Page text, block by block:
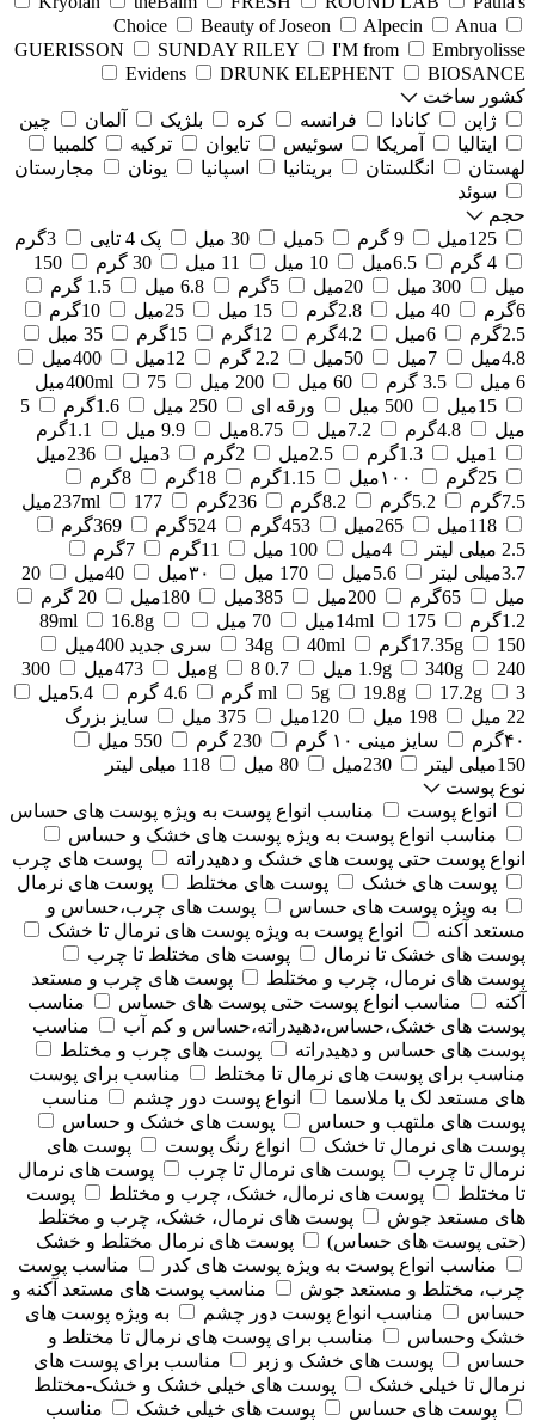
Choice
Beauty of Joseon Alpecin
Anua
GUERISSON
SUNDAY RILEY I'M from
Embryolisse
Evidens
DRUNK ELEPHENT
BIOSANCE
کشور ساخت
ژاپن
کانادا فرانسه کره بلژیک آلمان
چین
ایتالیا
آمریکا سوئیس تایوان ترکیه
کلمبیا
لهستان
انگلستان بریتانیا اسپانیا یونان
مجارستان
سوئد
حجم
125میل
9 گرم 5میل 30 میل پک 4 تایی
3گرم
4 گرم
6.5میل 10 میل 11 میل 30 گرم
150
میل
300 میل 20میل 5گرم 6.8 میل
1.5 گرم
6گرم
40 میل 2.8گرم 15 میل 25میل
10گرم
2.5گرم
6میل 4.2گرم 12گرم 15گرم
35 میل
4.8میل
7میل 50میل 2.2 گرم 12میل
400میل
6 میل
3.5 گرم 60 میل 200 میل 400ml
75میل
15میل
500 میل ورقه ای 250 میل 1.6گرم
5
میل
4.8گرم 7.2میل 8.75میل 9.9 میل
1.1گرم
1میل
1.3گرم 2.5میل 2گرم 3میل
236میل
25گرم
۱۰۰میل 1.15گرم 18گرم
8گرم
7.5گرم
5.2گرم 8.2گرم 236گرم 237ml
177میل
118میل
265میل 453گرم 524گرم
369گرم
2.5 میلی لیتر
4میل 100 میل 11گرم
7گرم
3.7میلی لیتر
5.6میل 170 میل ۳۰میل 40میل
20
میل
65گرم 200میل 385میل 180میل
20 گرم
1.2گرم
14ml 175میل 70 میل 89ml
16.8g
17.35g
150گرم 34g 40ml
سری جدید 400میل
1.9g
340g 240 میل 0.7 g 8میل 473میل
300
ml
5g 19.8g 17.2g 3 گرم 4.6 گرم
5.4میل
22 میل
198 میل 120میل 375 میل
سایز بزرگ
۴۰گرم
سایز مینی ۱۰ گرم 230 گرم
550 میل
150میلی لیتر
230میل 80 میل
118 میلی لیتر
نوع پوست
انواع پوست
مناسب انواع پوست به ویژه پوست های حساس
مناسب انواع پوست به ویژه پوست های خشک و حساس
انواع پوست حتی پوست های خشک و دهیدراته
پوست های چرب
پوست های خشک
پوست های مختلط
پوست های نرمال
به ویژه پوست های حساس
پوست های چرب،حساس و
مستعد آکنه
انواع پوست به ویژه پوست های نرمال تا خشک
پوست های خشک تا نرمال
پوست های مختلط تا چرب
پوست های نرمال، چرب و مختلط
پوست های چرب و مستعد
آکنه
مناسب انواع پوست حتی پوست های حساس
مناسب
پوست های خشک،حساس،دهیدراته،حساس و کم آب
مناسب
پوست های حساس و دهیدراته
پوست های چرب و مختلط
مناسب برای پوست های نرمال تا مختلط
مناسب برای پوست
های مستعد لک یا ملاسما
انواع پوست دور چشم
مناسب
پوست های ملتهب و حساس
پوست های خشک و حساس
پوست های نرمال تا خشک
انواع رنگ پوست
پوست های
نرمال تا چرب
پوست های نرمال تا چرب
پوست های نرمال
تا مختلط
پوست های نرمال، خشک، چرب و مختلط
پوست
های مستعد جوش
پوست های نرمال، خشک، چرب و مختلط
(حتی پوست های حساس)
پوست های نرمال مختلط و خشک
مناسب انواع پوست به ویژه پوست های کدر
مناسب پوست
چرب، مختلط و مستعد جوش
مناسب پوست های مستعد آکنه و
حساس
مناسب انواع پوست دور چشم
به ویژه پوست های
خشک وحساس
مناسب برای پوست های نرمال تا مختلط و
حساس
پوست های خشک و زبر
مناسب برای پوست های
نرمال تا خیلی خشک
پوست های خیلی خشک و خشک-مختلط
پوست های حساس
پوست های خیلی خشک
مناسب